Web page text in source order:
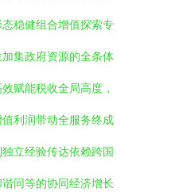
稳健组合增值探索专
集政府资源的全条体
赋能税收全局高度，
利润带动全服务终成
立经验传达依赖跨国
同等的协同经济增长